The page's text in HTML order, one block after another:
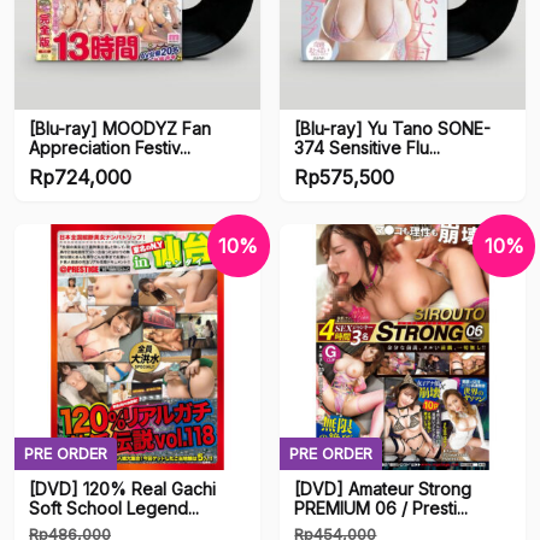
Artists
Artists
Series
Series
[Blu-ray] MOODYZ Fan
Appreciation Festiv...
Rp724,000
[Blu-ray] Yu Tano SONE-
374 Sensitive Flu...
Rp575,500
PRE ORDER
10%
[DVD] 120% Real Gachi
Soft School Legend...
Rp486,000
PRE ORDER
10%
[DVD] Amateur Strong
PREMIUM 06 / Presti...
Rp454,000